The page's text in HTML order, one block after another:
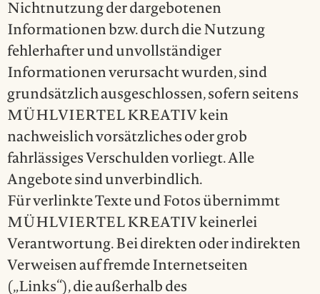
Nichtnutzung der dargebotenen
Informationen bzw. durch die Nutzung
fehlerhafter und unvollständiger
Informationen verursacht wurden, sind
grundsätzlich ausgeschlossen, sofern seitens
MÜHLVIERTEL KREATIV kein
nachweislich vorsätzliches oder grob
fahrlässiges Verschulden vorliegt. Alle
Angebote sind unverbindlich.
Für verlinkte Texte und Fotos übernimmt
MÜHLVIERTEL KREATIV keinerlei
Verantwortung. Bei direkten oder indirekten
Verweisen auf fremde Internetseiten
(„Links“), die außerhalb des